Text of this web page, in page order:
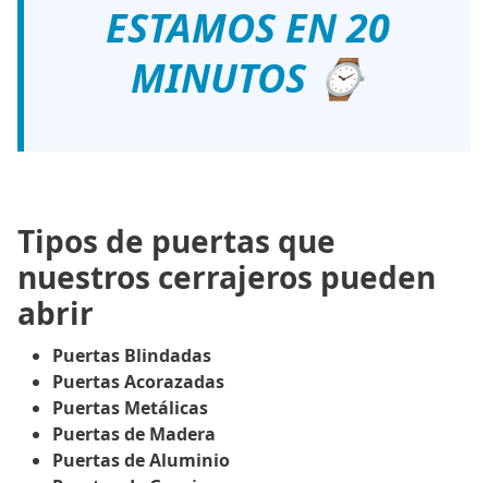
ESTAMOS EN 20
MINUTOS ⌚
Tipos de puertas que
nuestros cerrajeros pueden
abrir
Puertas Blindadas
Puertas Acorazadas
Puertas Metálicas
Puertas de Madera
Puertas de Aluminio